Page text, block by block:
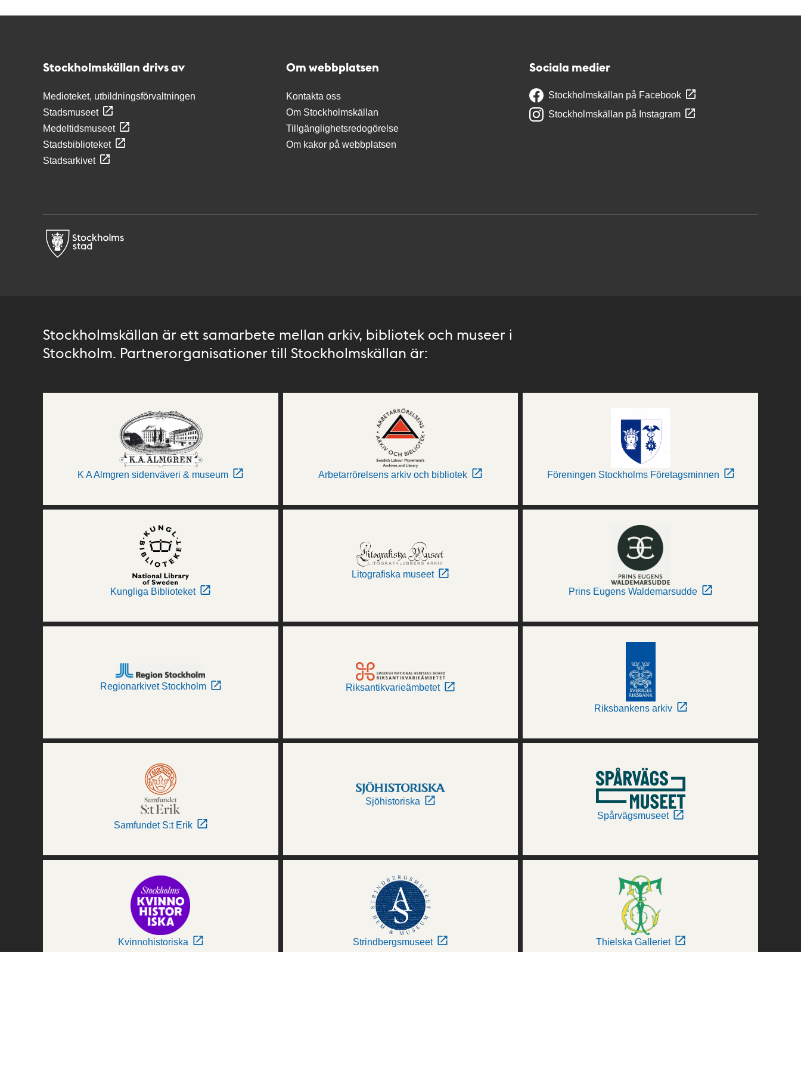
Stockholmskällan drivs av
Medioteket, utbildningsförvaltningen
Stadsmuseet
Medeltidsmuseet
Stadsbiblioteket
Stadsarkivet
Om webbplatsen
Kontakta oss
Om Stockholmskällan
Tillgänglighetsredogörelse
Om kakor på webbplatsen
Sociala medier
Stockholmskällan på Facebook
Stockholmskällan på Instagram
Stockholmskällan är ett samarbete mellan arkiv, bibliotek och museer i
Stockholm. Partnerorganisationer till Stockholmskällan är:
K A Almgren sidenväveri & museum Arbetarrörelsens arkiv och bibliotek Föreningen Stockholms Företagsminnen
Kungliga Biblioteket
Litografiska museet
Prins Eugens Waldemarsudde
Regionarkivet Stockholm Riksantikvarieämbetet
Riksbankens arkiv
Samfundet S:t Erik
Sjöhistoriska
Spårvägsmuseet
Kvinnohistoriska Strindbergsmuseet Thielska Galleriet